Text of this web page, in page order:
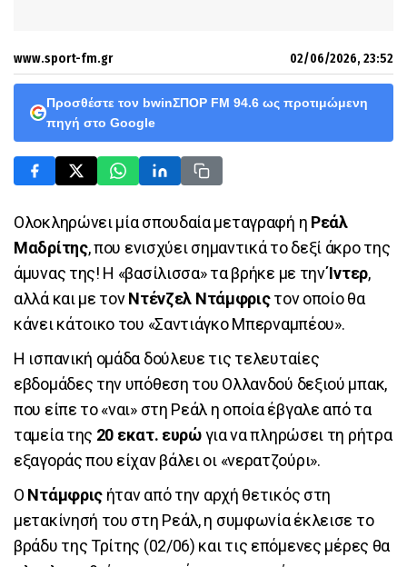
www.sport-fm.gr 02/06/2026, 23:52
Προσθέστε τον bwinΣΠΟΡ FM 94.6 ως προτιμώμενη
πηγή στο Google
Ολοκληρώνει μία σπουδαία μεταγραφή η Ρεάλ
Μαδρίτης, που ενισχύει σημαντικά το δεξί άκρο της
άμυνας της! Η «βασίλισσα» τα βρήκε με τηνΊντερ,
αλλά και με τονΝτένζελ Ντάμφριςτον οποίο θα
κάνει κάτοικο του «Σαντιάγκο Μπερναμπέου».
Η ισπανική ομάδα δούλευε τις τελευταίες
εβδομάδες την υπόθεση του Ολλανδού δεξιού μπακ,
που είπε το «ναι» στη Ρεάλ η οποία έβγαλε από τα
ταμεία της 20 εκατ. ευρώγια να πληρώσει τη ρήτρα
εξαγοράς που είχαν βάλει οι «νερατζούρι».
Ο Ντάμφρις ήταν από την αρχή θετικός στη
μετακίνησή του στη Ρεάλ, η συμφωνία έκλεισε το
βράδυ της Τρίτης (02/06) και τις επόμενες μέρες θα